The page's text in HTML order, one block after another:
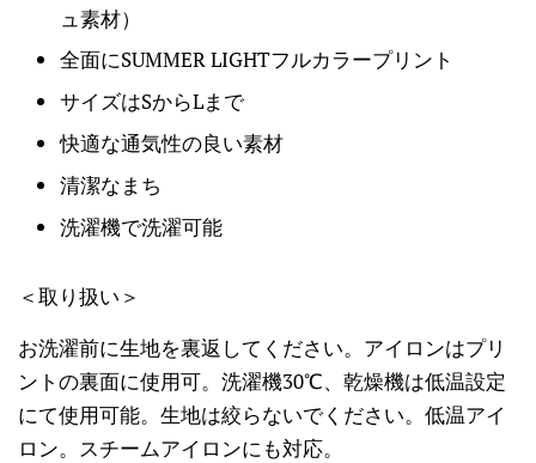
ュ素材）
全面にSUMMER LIGHTフルカラープリント
サイズはSからLまで
快適な通気性の良い素材
清潔なまち
洗濯機で洗濯可能
＜取り扱い＞
お洗濯前に生地を裏返してください。アイロンはプリ
ントの裏面に使用可。洗濯機30℃、乾燥機は低温設定
にて使用可能。生地は絞らないでください。低温アイ
ロン。スチームアイロンにも対応。